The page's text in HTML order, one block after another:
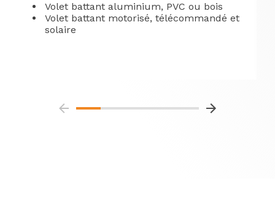
Volet battant aluminium, PVC ou bois
Volet battant motorisé, télécommandé et
solaire